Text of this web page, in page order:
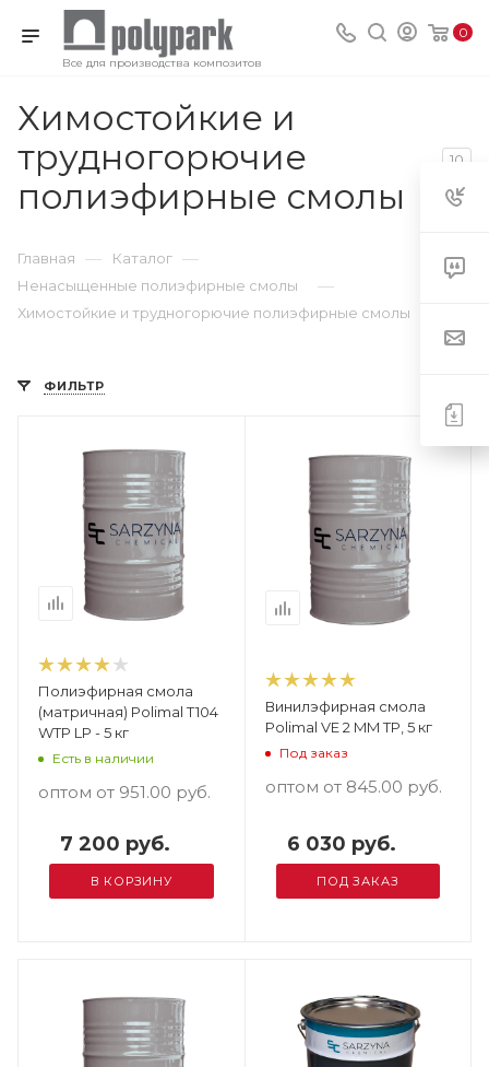
Все для производства композитов
0
Химостойкие и
трудногорючие
полиэфирные смолы
10
Главная — Каталог —
Ненасыщенные полиэфирные смолы —
Химостойкие и трудногорючие полиэфирные смолы
ФИЛЬТР
Полиэфирная смола
(матричная) Polimal T104
WTP LP - 5 кг
Есть в наличии
оптом от 951.00 руб.
7 200 руб.
В КОРЗИНУ
Винилэфирная смола
Polimal VE 2 MM TP, 5 кг
Под заказ
оптом от 845.00 руб.
6 030 руб.
ПОД ЗАКАЗ